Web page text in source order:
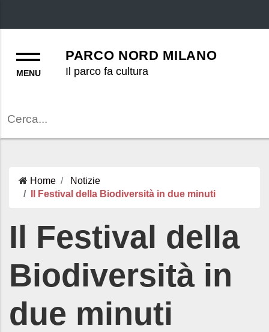
PARCO NORD MILANO
Il parco fa cultura
Home
Notizie
Il Festival della Biodiversità in due minuti
Il Festival della
Biodiversità in
due minuti